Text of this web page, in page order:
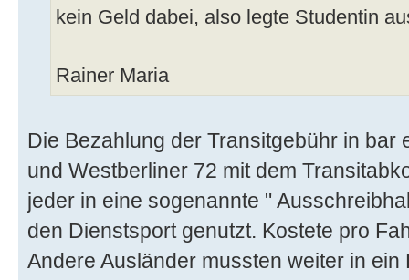
kein Geld dabei, also legte Studentin
Rainer Maria
Die Bezahlung der Transitgebühr in bar
und Westberliner 72 mit dem
jeder in eine sogenannte "
den Dienstsport genutzt. Kostete pro
Andere Ausländer mussten weiter in